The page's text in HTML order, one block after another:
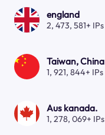
england
2, 473, 581+ IPs
Taiwan,
1, 921, 844+ IPs
Aus kanada.
1, 278, 069+ IPs